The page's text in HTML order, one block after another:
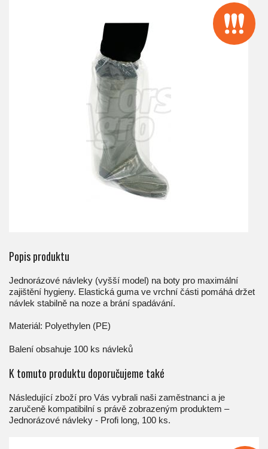
Popis produktu
Jednorázové návleky (vyšší model) na boty pro maximální
zajištění hygieny. Elastická guma ve vrchní části pomáhá držet
návlek stabilně na noze a brání spadávání.
Materiál: Polyethylen (PE)
Balení obsahuje 100 ks návleků
K tomuto produktu doporučujeme také
Následující zboží pro Vás vybrali naši zaměstnanci a je
zaručeně kompatibilní s právě zobrazeným produktem –
Jednorázové návleky - Profi long, 100 ks.